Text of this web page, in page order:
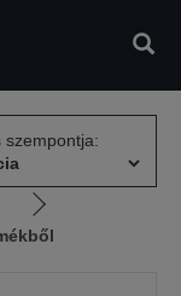
szempontja:
Következő
oldalra